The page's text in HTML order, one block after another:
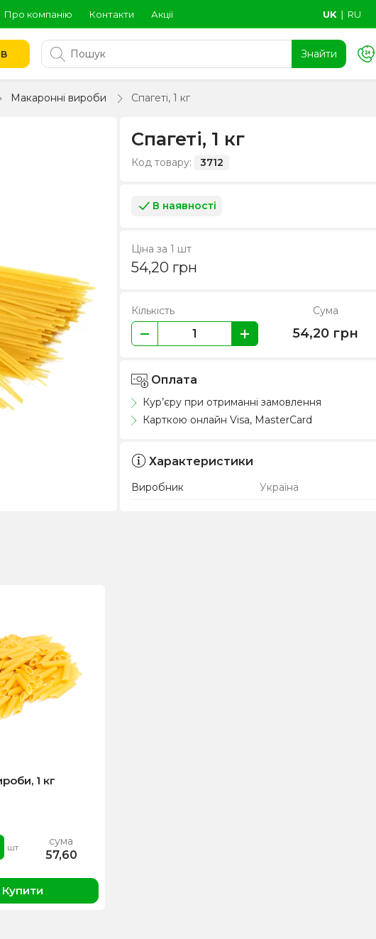
Про компанію Контакти Акції UK ∣ RU
Знайти
Макаронні вироби Спагеті, 1 кг
Спагеті, 1 кг
Код товару: 3712
В наявності
Ціна за 1 шт
54,20 грн
Кількість Сума
54,20 грн
Оплата
Кур’єру при отриманні замовлення
Карткою онлайн Visa, MasterCard
Характеристики
Виробник Україна
1 кг
шт сума
57,60
Купити